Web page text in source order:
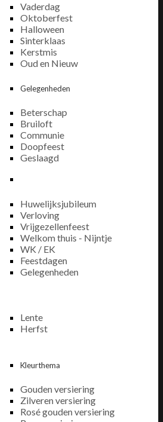
Vaderdag
Oktoberfest
Halloween
Sinterklaas
Kerstmis
Oud en Nieuw
Gelegenheden
Beterschap
Bruiloft
Communie
Doopfeest
Geslaagd
Huwelijksjubileum
Verloving
Vrijgezellenfeest
Welkom thuis - Nijntje
WK / EK
Feestdagen
Gelegenheden
Lente
Herfst
Kleurthema
Gouden versiering
Zilveren versiering
Rosé gouden versiering